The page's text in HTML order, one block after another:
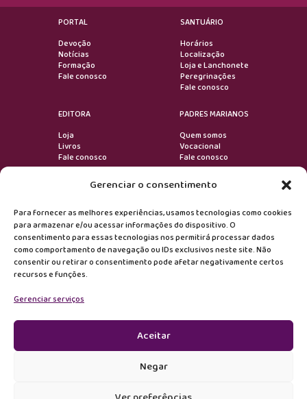
Gerenciar o consentimento
Para fornecer as melhores experiências, usamos tecnologias como cookies
para armazenar e/ou acessar informações do dispositivo. O
consentimento para essas tecnologias nos permitirá processar dados
como comportamento de navegação ou IDs exclusivos neste site. Não
consentir ou retirar o consentimento pode afetar negativamente certos
recursos e funções.
Gerenciar serviços
Aceitar
Negar
PORTAL
Devoção
Notícias
Formação
Fale conosco
SANTUÁRIO
Horários
Localização
Loja e Lanchonete
Peregrinações
Fale conosco
EDITORA
Loja
Livros
Fale conosco
PADRES MARIANOS
Quem somos
Vocacional
Fale conosco
Devoção
Editora
Marianos
Santuário